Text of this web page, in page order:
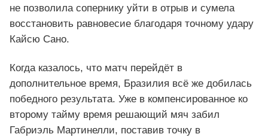
не позволила сопернику уйти в отрыв и сумела
восстановить равновесие благодаря точному удару
Кайсю Сано.
Когда казалось, что матч перейдёт в
дополнительное время, Бразилия всё же добилась
победного результата. Уже в компенсированное ко
второму тайму время решающий мяч забил
Габриэль Мартинелли, поставив точку в